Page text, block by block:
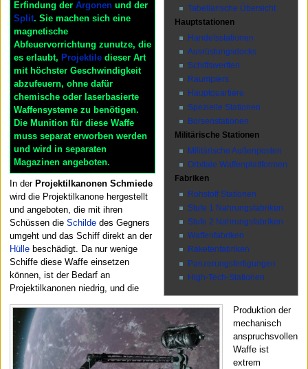
Tabellarische Übersicht
Hauptstationen
Handelsstationen
Ausrüstungsdocks
Schiffswerften
Raumpiers
Hauptquartiere
Spezielle Stationen
Börsenstationen
Militärische Stationen
Militärische Außenposten
Orbitale Waffenplattformen
Fabriken
Rohstoff Stationen
Stufe 1 Nahrungsfabriken
Stufe 2 Nahrungsfabriken
Waffenfabriken
Raketenfabriken
Panzerungsfertigungen
High-Tech-Stationen
Erfindung der Argonenund der
Split. Sie machen sich eine
magnetische
Abfeuervorrichtung zunutze, die
es erlaubt, Projektiledieser Art
mit höchster Geschwindigkeit
abzufeuern, ohne dafür
chemische oder laserbasierte
Waffensysteme zu benötigen.
Die Munition für diese Waffe
muss separat erworben werden
und wird in separaten
Magazinen angeboten.
In der Projektilkanonen Schmiede
wird die Projektilkanone hergestellt
und angeboten, die mit ihren
Schüssen die Schildedes Gegners
umgeht und das Schiff direkt an der
Hüllebeschädigt. Da nur wenige
Schiffe diese Waffe einsetzen
können, ist der Bedarf an
Projektilkanonen niedrig, und die
Produktion der
mechanisch
anspruchsvollen
Waffe ist
extrem